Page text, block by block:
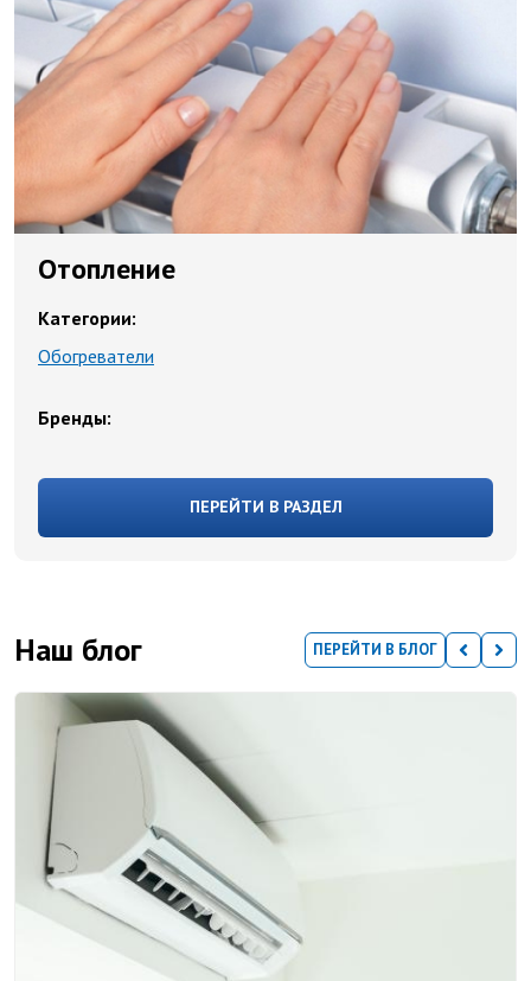
Отопление
Категории:
Обогреватели
Бренды:
ПЕРЕЙТИ В РАЗДЕЛ
Наш блог ПЕРЕЙТИ В БЛОГ